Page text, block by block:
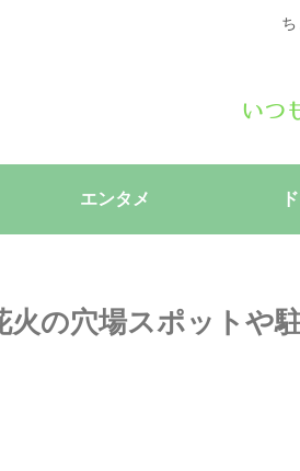
エンタメ
火の穴場スポットや